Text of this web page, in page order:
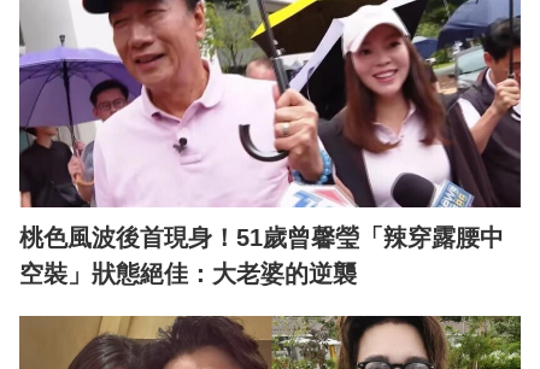
桃色風波後首現身！51歲曾馨瑩「辣穿露腰中
空裝」狀態絕佳：大老婆的逆襲